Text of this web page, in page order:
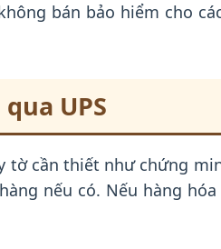
bán bảo hiểm cho
UPS
cần thiết như chứng
nếu có. Nếu hàng